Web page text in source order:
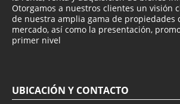
Otorgamos a nuestros clientes un visión
de nuestra amplia gama de propiedades
mercado, así como la presentación,
primer nivel
UBICACIÓN Y CONTACTO